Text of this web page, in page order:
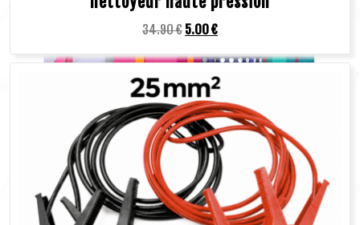
34.90€ 5.00€